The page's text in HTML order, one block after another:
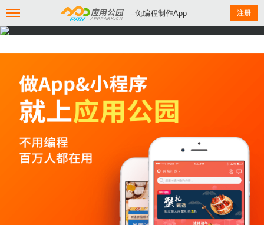
--免编程制作App 注册